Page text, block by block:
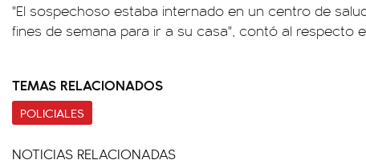
"El sospechoso estaba internado en un centro de
fines de semana para ir a su casa", contó al respecto
TEMAS RELACIONADOS
POLICIALES
NOTICIAS RELACIONADAS